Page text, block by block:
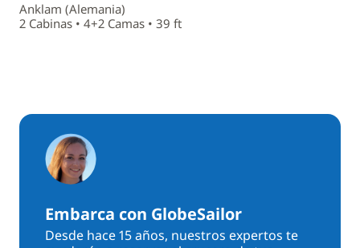
Anklam (Alemania)
2 Cabinas • 4+2 Camas • 39 ft
Embarca con GlobeSailor
Desde hace 15 años, nuestros expertos te